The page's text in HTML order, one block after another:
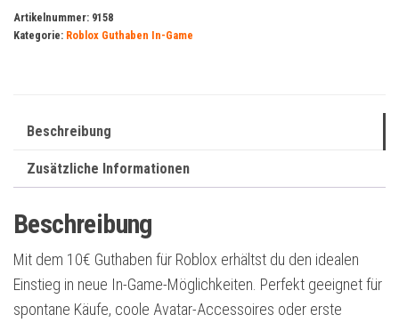
Artikelnummer: 9158
Kategorie: Roblox Guthaben In-Game
Beschreibung
Zusätzliche Informationen
Beschreibung
Mit dem 10€ Guthaben für Roblox erhältst du den idealen
Einstieg in neue In-Game-Möglichkeiten. Perfekt geeignet für
spontane Käufe, coole Avatar-Accessoires oder erste